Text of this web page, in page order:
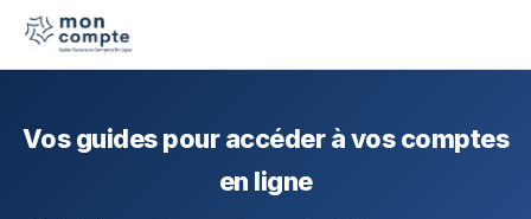
Vos guides pour accéder à vos comptes
en ligne